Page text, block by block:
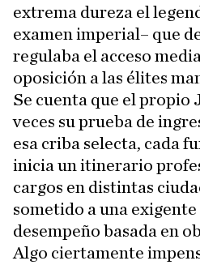
extrema dureza el
examen imperial– que
regulaba el acceso
oposición a las élites
Se cuenta que el propio
veces su prueba de
esa criba selecta, cada
inicia un itinerario
cargos en distintas
sometido a una
desempeño basada en
Algo ciertamente